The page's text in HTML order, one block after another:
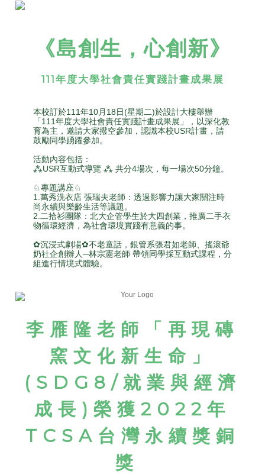
《島創生，心創新》
111年度大學社會責任實踐計畫成果展
本校訂於111年10月18日(星期二)於設計大樓舉辦
「111年度大學社會責任實踐計畫成果展」， 以深化教
育為主，邀請大家撥空參加，認識本校USR計畫，請
鼓勵同學踴躍參加。
活動內容包括：
⁂USR互動式導覽 ⁂ 共分4場次，每一場次50分鐘。
♘專題講座♘
1.萬秀洗衣店 張瑞夫老師：透過影響力讓大家關注時
尚永續與樂齡生活等議題。
2.二拾衫團隊：北大企管學生於大四創業，推廣二手衣
物循環經濟，為社會環境實踐有意義的事。
✿沉浸式劇場✿不老童話，銀管系張君如老師、搖滾爺
奶社企創辦人─林宗憲老師 帶領同學採互動式課程，分
組進行情境式體驗。
李雁隆老師「再現磚
窯文化新生命」
(SDG8/就業與經濟
成長) 榮獲2022年
TCSA台灣永續獎銅
獎